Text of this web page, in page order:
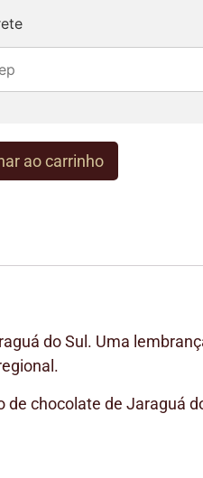
ao carrinho
do Sul. Uma
chocolate de Jaraguá